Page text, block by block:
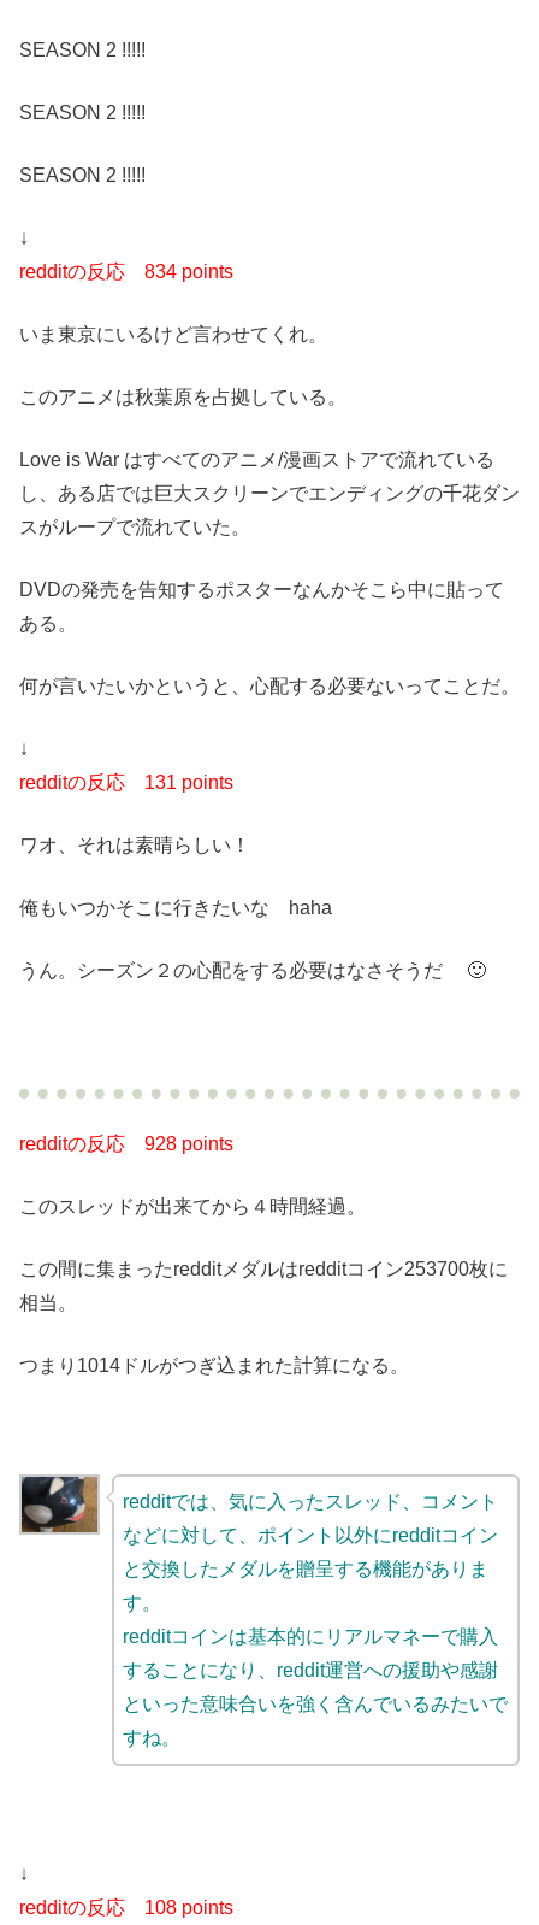
SEASON 2 !!!!!
SEASON 2 !!!!!
SEASON 2 !!!!!
↓
redditの反応 834 points
いま東京にいるけど言わせてくれ。
このアニメは秋葉原を占拠している。
Love is War はすべてのアニメ/漫画ストアで流れている
し、ある店では巨大スクリーンでエンディングの千花ダン
スがループで流れていた。
DVDの発売を告知するポスターなんかそこら中に貼って
ある。
何が言いたいかというと、心配する必要ないってことだ。
↓
redditの反応 131 points
ワオ、それは素晴らしい！
俺もいつかそこに行きたいな haha
うん。シーズン２の心配をする必要はなさそうだ 🙂
redditの反応 928 points
このスレッドが出来てから４時間経過。
この間に集まったredditメダルはredditコイン253700枚に
相当。
つまり1014ドルがつぎ込まれた計算になる。
redditでは、気に入ったスレッド、コメント
などに対して、ポイント以外にredditコイン
と交換したメダルを贈呈する機能がありま
す。
redditコインは基本的にリアルマネーで購入
することになり、reddit運営への援助や感謝
といった意味合いを強く含んでいるみたいで
すね。
↓
redditの反応 108 points